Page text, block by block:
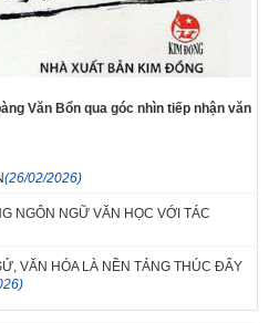
Văn Bổn qua góc nhìn tiếp nhận văn
(26/02/2026)
NGÔN NGỮ VĂN HỌC VỚI TÁC
VĂN HÓA LÀ NỀN TẢNG THÚC ĐẨY